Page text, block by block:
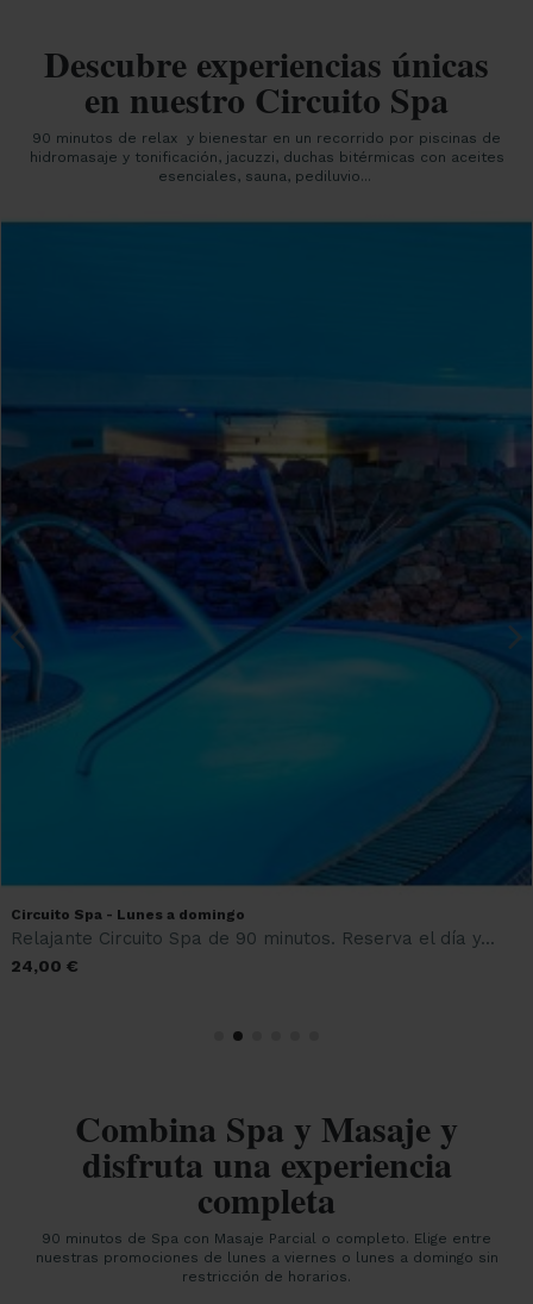
Descubre experiencias únicas
en nuestro Circuito Spa
90 minutos de relax y bienestar en un recorrido por piscinas de
hidromasaje y tonificación, jacuzzi, duchas bitérmicas con aceites
esenciales, sauna, pediluvio...
Circuito Spa - Lunes a domingo
Relajante Circuito Spa de 90 minutos. Reserva el día y...
24,00 €
Combina Spa y Masaje y
disfruta una experiencia
completa
90 minutos de Spa con Masaje Parcial o completo. Elige entre
nuestras promociones de lunes a viernes o lunes a domingo sin
restricción de horarios.